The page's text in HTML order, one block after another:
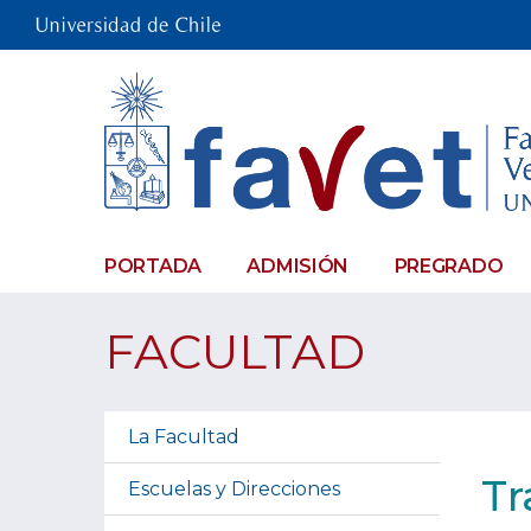
PORTADA ADMISIÓN PREGRADO
FACULTAD
La Facultad
Escuelas y Direcciones